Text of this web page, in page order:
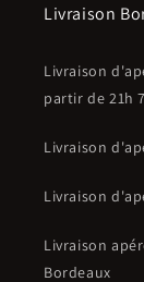
Livraison
Livraison
partir de 21h
Livraison
Livraison
Livraison
Bordeaux